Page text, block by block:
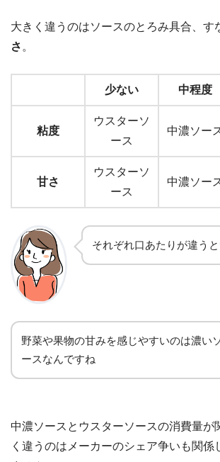
大きく違うのはソースのとろみ具合、す
さ 。
少ない 中程度
粘度
ウスターソ
ース
中濃ソー
甘さ
ウスターソ
ース
中濃ソー
それぞれ口あたりが違う
野菜や果物の甘みを感じやすいのは濃い
ースなんですね
中濃ソースとウスターソースの消費量が
く違うのはメーカーのシェア争いも関係